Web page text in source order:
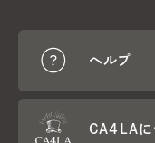
ヘルプ
CA4LAに